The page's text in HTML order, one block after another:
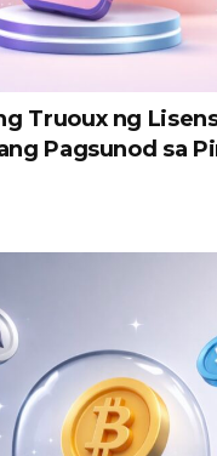
Truoux ng
Pagsunod sa